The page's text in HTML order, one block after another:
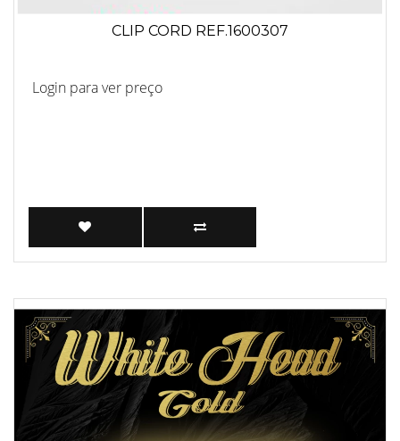
CLIP CORD REF.1600307
Login para ver preço